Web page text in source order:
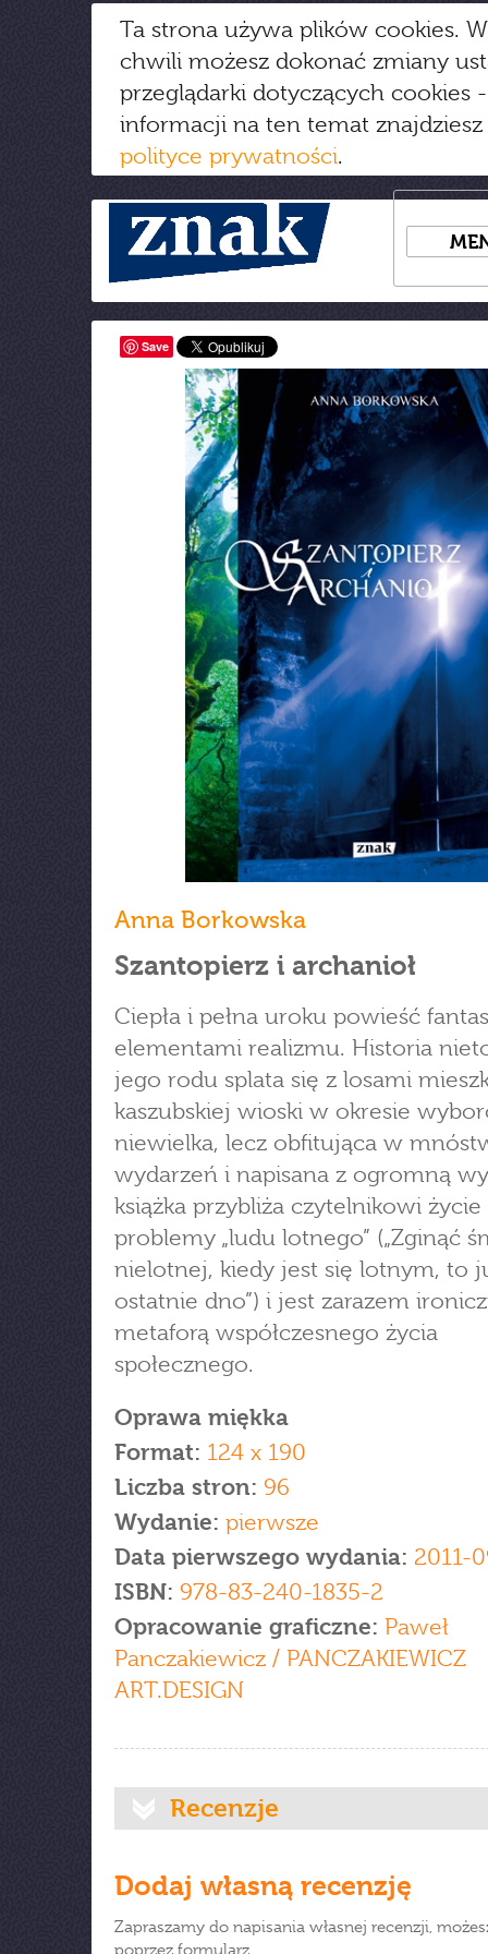
Ta strona używa plików cookies.
chwili możesz dokonać zmiany
przeglądarki dotyczących cookies
informacji na ten temat
polityce prywatności.
Save
Anna Borkowska
Szantopierz i archanioł
Ciepła i pełna uroku powieść
elementami realizmu. Historia
jego rodu splata się z losami
kaszubskiej wioski w okresie
niewielka, lecz obfitująca w
wydarzeń i napisana z ogromną
książka przybliża czytelnikowi życie
problemy „ludu lotnego” („Zginąć
nielotnej, kiedy jest się lotnym, to
ostatnie dno”) i jest zarazem
metaforą współczesnego życia
społecznego.
Oprawa miękka
Format: 124 x 190
Liczba stron: 96
Wydanie: pierwsze
Data pierwszego wydania: 2011-
ISBN: 978-83-240-1835-2
Opracowanie graficzne: Paweł
Panczakiewicz / PANCZAKIEWICZ
ART.DESIGN
Recenzje
Dodaj własną recenzję
Zapraszamy do napisania własnej recenzji,
poprzez formularz.